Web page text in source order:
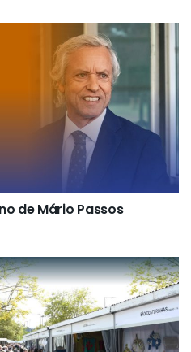
de Mário Passos